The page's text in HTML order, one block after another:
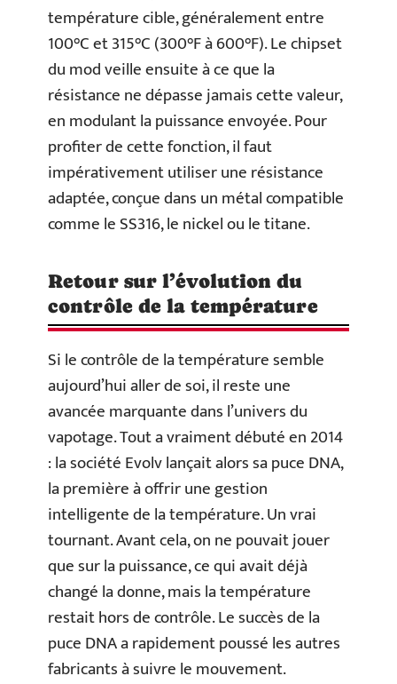
température cible, généralement entre
100°C et 315°C (300°F à 600°F). Le chipset
du mod veille ensuite à ce que la
résistance ne dépasse jamais cette valeur,
en modulant la puissance envoyée. Pour
profiter de cette fonction, il faut
impérativement utiliser une résistance
adaptée, conçue dans un métal compatible
comme le SS316, le nickel ou le titane.
Retour sur l’évolution du
contrôle de la température
Si le contrôle de la température semble
aujourd’hui aller de soi, il reste une
avancée marquante dans l’univers du
vapotage. Tout a vraiment débuté en 2014
: la société Evolv lançait alors sa puce DNA,
la première à offrir une gestion
intelligente de la température. Un vrai
tournant. Avant cela, on ne pouvait jouer
que sur la puissance, ce qui avait déjà
changé la donne, mais la température
restait hors de contrôle. Le succès de la
puce DNA a rapidement poussé les autres
fabricants à suivre le mouvement.